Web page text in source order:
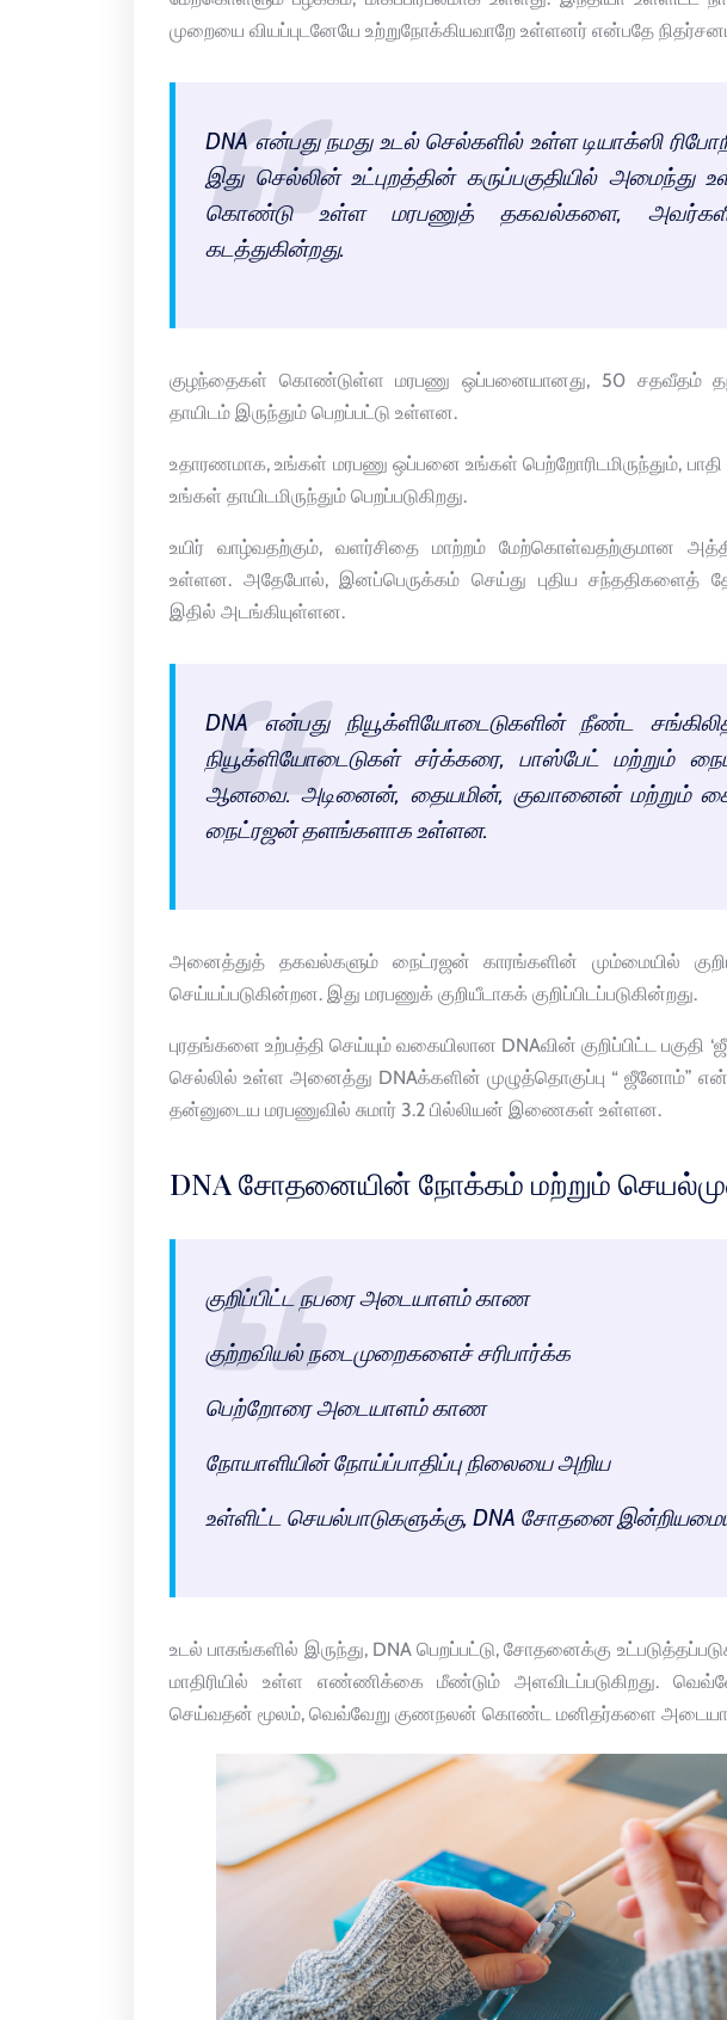
முறையை வியப்புடனேயே உற்றுநோக்கியவாறே உள்ளனர் என்பதே
DNA என்பது நமது உடல் செல்களில் உள்ள டியாக்ஸி
இது செல்லின் உட்புறத்தின் கருப்பகுதியில் அமைந்து
கொண்டு உள்ள மரபணுத் தகவல்களை, அவர்களின்
கடத்துகின்றது.
குழந்தைகள் கொண்டுள்ள மரபணு ஒப்பனையானது, 50 சதவீதம்
தாயிடம் இருந்தும் பெறப்பட்டு உள்ளன.
உதாரணமாக, உங்கள் மரபணு ஒப்பனை உங்கள் பெற்றோரிடமிருந்தும், பாதி
உங்கள் தாயிடமிருந்தும் பெறப்படுகிறது.
உயிர் வாழ்வதற்கும், வளர்சிதை மாற்றம் மேற்கொள்வதற்குமான
உள்ளன. அதேபோல், இனப்பெருக்கம் செய்து புதிய சந்ததிகளைத்
இதில் அடங்கியுள்ளன.
DNA என்பது நியூக்ளியோடைடுகளின் நீண்ட
நியூக்ளியோடைடுகள் சர்க்கரை, பாஸ்பேட் மற்றும்
ஆனவை. அடினைன், தையமின், குவானைன் மற்றும்
நைட்ரஜன் தளங்களாக உள்ளன.
அனைத்துத் தகவல்களும் நைட்ரஜன் காரங்களின் மும்மையில்
செய்யப்படுகின்றன. இது மரபணுக் குறியீடாகக் குறிப்பிடப்படுகின்றது.
புரதங்களை உற்பத்தி செய்யும் வகையிலான DNAவின் குறிப்பிட்ட பகுதி
செல்லில் உள்ள அனைத்து DNAக்களின் முழுத்தொகுப்பு “ ஜீனோம்” என்று
தன்னுடைய மரபணுவில் சுமார் 3.2 பில்லியன் இணைகள் உள்ளன.
DNA சோதனையின் நோக்கம் மற்றும்
குறிப்பிட்ட நபரை அடையாளம் காண
குற்றவியல் நடைமுறைகளைச் சரிபார்க்க
பெற்றோரை அடையாளம் காண
நோயாளியின் நோய்ப்பாதிப்பு நிலையை அறிய
உள்ளிட்ட செயல்பாடுகளுக்கு, DNA சோதனை
உடல் பாகங்களில் இருந்து, DNA பெறப்பட்டு, சோதனைக்கு
மாதிரியில் உள்ள எண்ணிக்கை மீண்டும் அளவிடப்படுகிறது.
செய்வதன் மூலம், வெவ்வேறு குணநலன் கொண்ட மனிதர்களை